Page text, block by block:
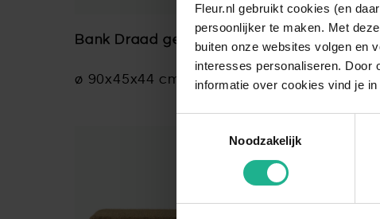
Fleur.nl gebruikt cookies (en
persoonlijker te maken. Met
buiten onze websites volgen en
interesses personaliseren. Door
informatie over cookies vind je
Noodzakelijk
Bank Draad gekleurd
ø 90x45x44 cm € 169,95
Bank
ø